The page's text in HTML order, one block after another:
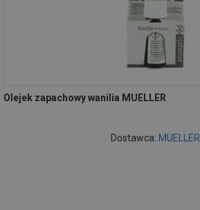
Olejek zapachowy wanilia MUELLER
Dostawca: MUELLER